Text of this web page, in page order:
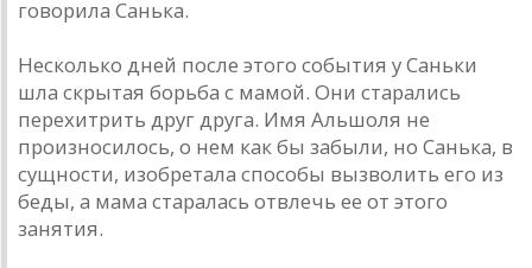
говорила Санька.
Несколько дней после этого события у Саньки
шла скрытая борьба с мамой. Они старались
перехитрить друг друга. Имя Альшоля не
произносилось, о нем как бы забыли, но Санька, в
сущности, изобретала способы вызволить его из
беды, а мама старалась отвлечь ее от этого
занятия.